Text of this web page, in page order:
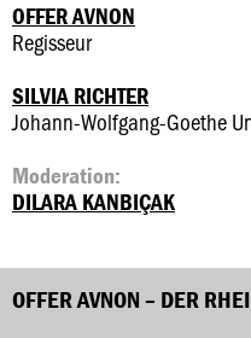
OFFER AVNON
Regisseur
SILVIA RICHTER
Johann-Wolfgang-Goethe
Moderation:
DILARA KANBIÇAK
OFFER AVNON – DER